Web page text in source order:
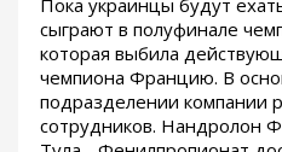
Пока украинцы будут
сыграют в полуфинале
которая выбила
чемпиона Францию. В
подразделении компании
сотрудников. Нандролон